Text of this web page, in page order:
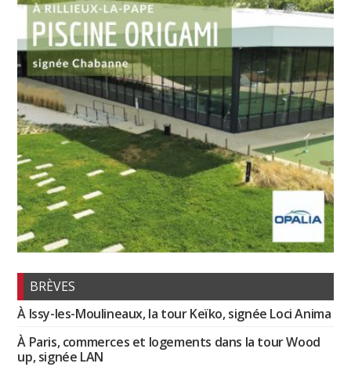
BRÈVES
À Issy-les-Moulineaux, la tour Keïko, signée Loci Anima
À Paris, commerces et logements dans la tour Wood
up, signée LAN